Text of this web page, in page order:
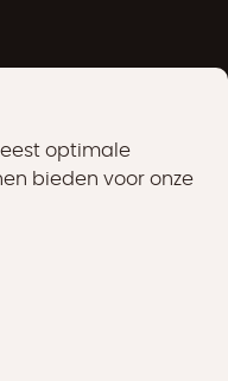
optimale
bieden voor onze